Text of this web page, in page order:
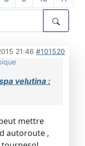
21:46 #101520
velutina :
mettre
autoroute ,